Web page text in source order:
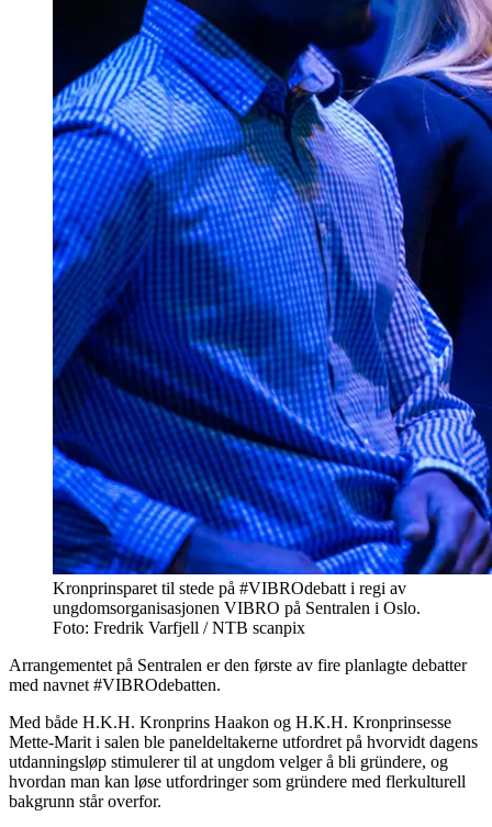
Kronprinsparet til stede på #VIBROdebatt i regi av
ungdomsorganisasjonen VIBRO på Sentralen i Oslo.
Foto: Fredrik Varfjell / NTB scanpix
Arrangementet på Sentralen er den første av fire planlagte debatter
med navnet #VIBROdebatten.
Med både H.K.H. Kronprins Haakon og H.K.H. Kronprinsesse
Mette-Marit i salen ble paneldeltakerne utfordret på hvorvidt dagens
utdanningsløp stimulerer til at ungdom velger å bli gründere, og
hvordan man kan løse utfordringer som gründere med flerkulturell
bakgrunn står overfor.